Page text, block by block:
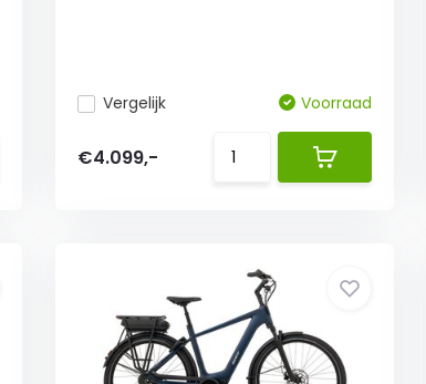
Vergelijk Voorraad
€4.099,-